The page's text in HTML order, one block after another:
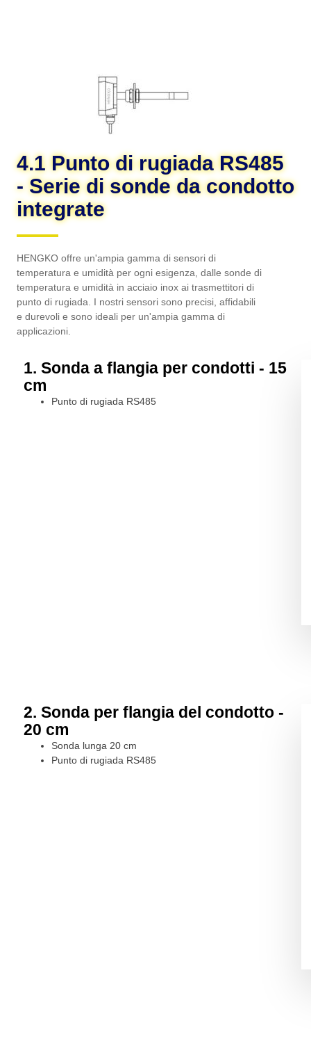
4.1 Punto di rugiada RS485
- Serie di sonde da condotto
integrate
HENGKO offre un'ampia gamma di sensori di
temperatura e umidità per ogni esigenza, dalle sonde di
temperatura e umidità in acciaio inox ai trasmettitori di
punto di rugiada. I nostri sensori sono precisi, affidabili
e durevoli e sono ideali per un'ampia gamma di
applicazioni.
1. Sonda a flangia per condotti - 15
cm
Punto di rugiada RS485
2. Sonda per flangia del condotto -
20 cm
Sonda lunga 20 cm
Punto di rugiada RS485